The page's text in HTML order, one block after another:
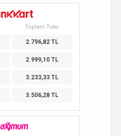
Toplam Tutar
2.796,82 TL
2.999,10 TL
3.233,33 TL
3.506,28 TL